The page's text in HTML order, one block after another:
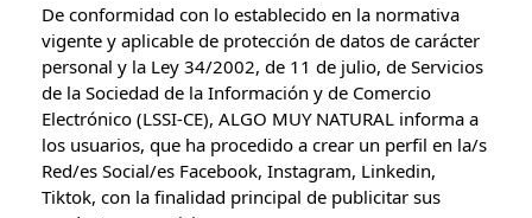
De conformidad con lo establecido en la normativa
vigente y aplicable de protección de datos de carácter
personal y la Ley 34/2002, de 11 de julio, de Servicios
de la Sociedad de la Información y de Comercio
Electrónico (LSSI-CE), ALGO MUY NATURAL informa a
los usuarios, que ha procedido a crear un perfil en la/s
Red/es Social/es Facebook, Instagram, Linkedin,
Tiktok, con la finalidad principal de publicitar sus